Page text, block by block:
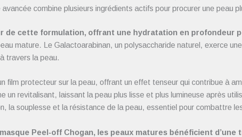
combine plusieurs ingrédients actifs pour procurer une peau
de cette formulation, offrant une hydratation en profondeur
mature. Le Galactoarabinan, un polysaccharide naturel, exerce
travers la peau.
film protecteur sur la peau, offrant un effet tenseur qui contribue à
un revitalisant, laissant la peau plus lisse et plus lumineuse après
la souplesse et la résistance de la peau, essentiel pour combattre
Peel-off Chogan, les peaux matures bénéficient d’une